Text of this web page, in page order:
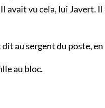
avait vu cela, lui Javert.
au sergent du poste,
au bloc.